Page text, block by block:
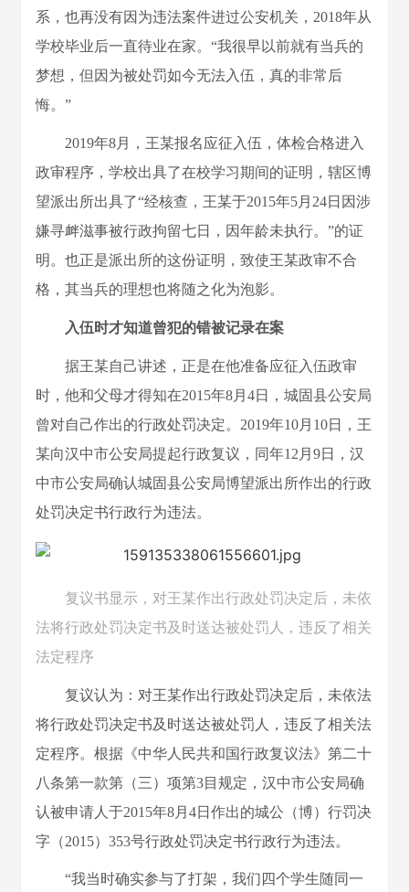
系，也再没有因为违法案件进过公安机关，2018年从
学校毕业后一直待业在家。“我很早以前就有当兵的
梦想，但因为被处罚如今无法入伍，真的非常后
悔。”
2019年8月，王某报名应征入伍，体检合格进入
政审程序，学校出具了在校学习期间的证明，辖区博
望派出所出具了“经核查，王某于2015年5月24日因涉
嫌寻衅滋事被行政拘留七日，因年龄未执行。”的证
明。也正是派出所的这份证明，致使王某政审不合
格，其当兵的理想也将随之化为泡影。
入伍时才知道曾犯的错被记录在案
据王某自己讲述，正是在他准备应征入伍政审
时，他和父母才得知在2015年8月4日，城固县公安局
曾对自己作出的行政处罚决定。2019年10月10日，王
某向汉中市公安局提起行政复议，同年12月9日，汉
中市公安局确认城固县公安局博望派出所作出的行政
处罚决定书行政行为违法。
复议书显示，对王某作出行政处罚决定后，未依
法将行政处罚决定书及时送达被处罚人，违反了相关
法定程序
复议认为：对王某作出行政处罚决定后，未依法
将行政处罚决定书及时送达被处罚人，违反了相关法
定程序。根据《中华人民共和国行政复议法》第二十
八条第一款第（三）项第3目规定，汉中市公安局确
认被申请人于2015年8月4日作出的城公（博）行罚决
字（2015）353号行政处罚决定书行政行为违法。
“我当时确实参与了打架，我们四个学生随同一